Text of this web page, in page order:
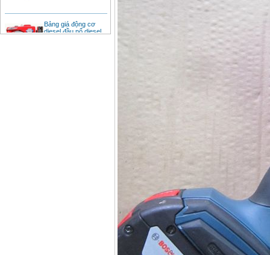
diesel đầu nổ diesel
Giá:6500000VND